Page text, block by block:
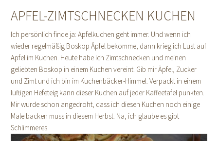
APFEL-ZIMTSCHNECKEN KUCHEN
Ich persönlich finde ja: Apfelkuchen geht immer. Und wenn ich
wieder regelmäßig Boskop Äpfel bekomme, dann krieg ich Lust auf
Apfel im Kuchen. Heute habe ich Zimtschnecken und meinen
geliebten Boskop in einem Kuchen vereint. Gib mir Äpfel, Zucker
und Zimt und ich bin im Kuchenbäcker-Himmel. Verpackt in einem
luftigen Hefeteig kann dieser Kuchen auf jeder Kaffeetafel punkten.
Mir wurde schon angedroht, dass ich diesen Kuchen noch einige
Male backen muss in diesem Herbst. Na, ich glaube es gibt
Schlimmeres.